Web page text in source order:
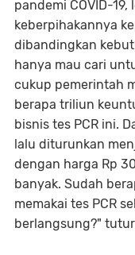
pandemi COVID-
keberpihakannya
dibandingkan
hanya mau cari
cukup pemerintah
berapa triliun
bisnis tes PCR ini.
lalu diturunkan
dengan harga Rp
banyak. Sudah
memakai tes PCR
berlangsung?"